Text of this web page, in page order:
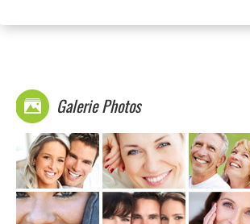
Galerie Photos